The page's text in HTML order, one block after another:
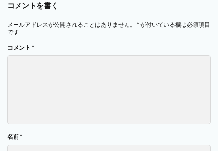
コメントを書く
メールアドレスが公開されることはありません。 *が付いている欄は必須項目
です
コメント *
名前*